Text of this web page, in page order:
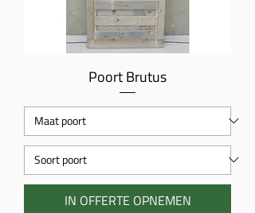
Poort Brutus
IN OFFERTE OPNEMEN